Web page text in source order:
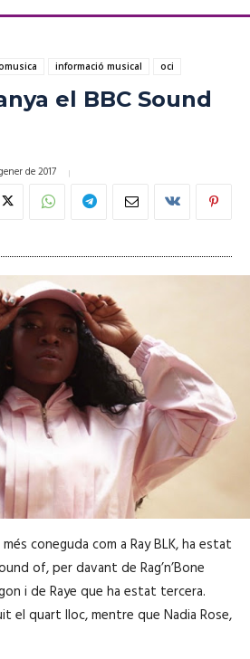
informació musical oci
el BBC Sound
de 2017
coneguda com a Ray BLK, ha estat
of, per davant de Rag’n’Bone
i de Raye que ha estat tercera.
el quart lloc, mentre que Nadia Rose,